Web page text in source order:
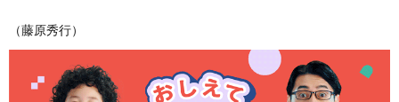
（藤原秀行）